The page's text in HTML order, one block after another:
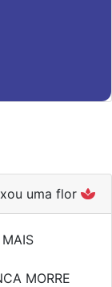
uma flor
MORRE